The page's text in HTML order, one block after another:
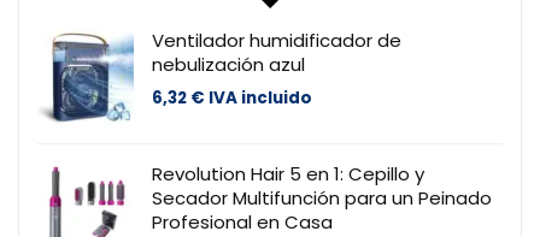
Ventilador humidificador de
nebulización azul
6,32 € IVA incluido
Revolution Hair 5 en 1: Cepillo y
Secador Multifunción para un Peinado
Profesional en Casa